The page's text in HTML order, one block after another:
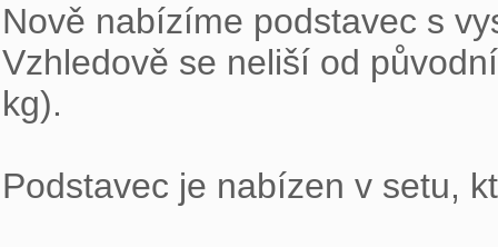
Nově nabízíme podstavec s
Vzhledově se neliší od
kg).
Podstavec je nabízen v setu,